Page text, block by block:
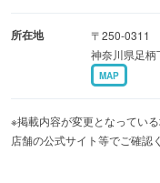
所在地
〒250-0311
神奈川県足柄
MAP
※掲載内容が変更となってい
店舗の公式サイト等でご確認